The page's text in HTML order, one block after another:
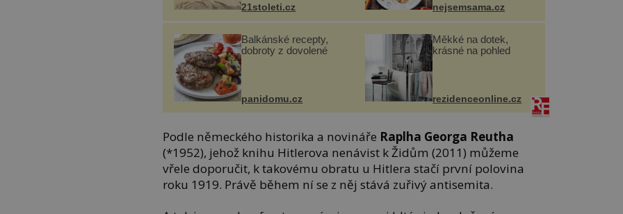
21stoleti.cz nejsemsama.cz
Balkánské recepty,
dobroty z dovolené
panidomu.cz
Měkké na dotek,
krásné na pohled
rezidenceonline.cz
Podle německého historika a novináře Raplha Georga Reutha
(*1952), jehož knihu Hitlerova nenávist k Židům (2011) můžeme
vřele doporučit, k takovému obratu u Hitlera stačí první polovina
roku 1919. Právě během ní se z něj stává zuřivý antisemita.